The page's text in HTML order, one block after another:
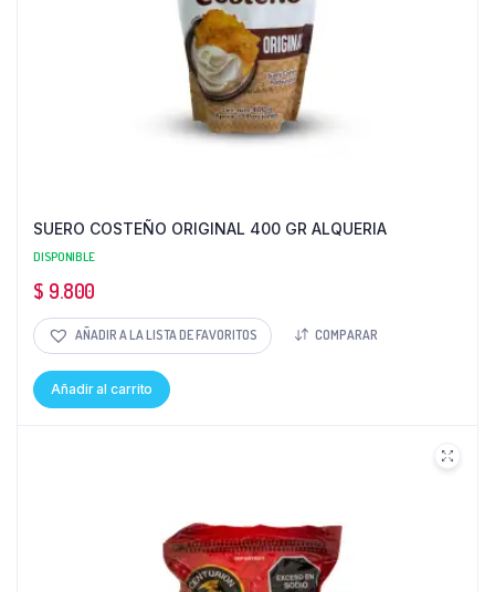
SUERO COSTEÑO ORIGINAL 400 GR ALQUERIA
DISPONIBLE
$ 9.800
AÑADIR A LA LISTA DE FAVORITOS COMPARAR
Añadir al carrito